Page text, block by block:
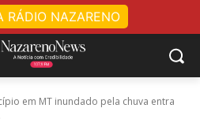
em MT inundado pela chuva entra
RÁDIO NAZARENO